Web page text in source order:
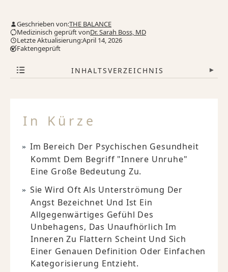
Geschrieben von:THE BALANCE
Medizinisch geprüft vonDr. Sarah Boss, MD
Letzte Aktualisierung:April 14, 2026
Faktengeprüft
INHALTSVERZEICHNIS ▾
In Kürze
Im Bereich Der Psychischen Gesundheit
Kommt Dem Begriff "innere Unruhe"
Eine Große Bedeutung Zu.
Sie Wird Oft Als Unterströmung Der
Angst Bezeichnet Und Ist Ein
Allgegenwärtiges Gefühl Des
Unbehagens, Das Unaufhörlich Im
Inneren Zu Flattern Scheint Und Sich
Einer Genauen Definition Oder Einfachen
Kategorisierung Entzieht.